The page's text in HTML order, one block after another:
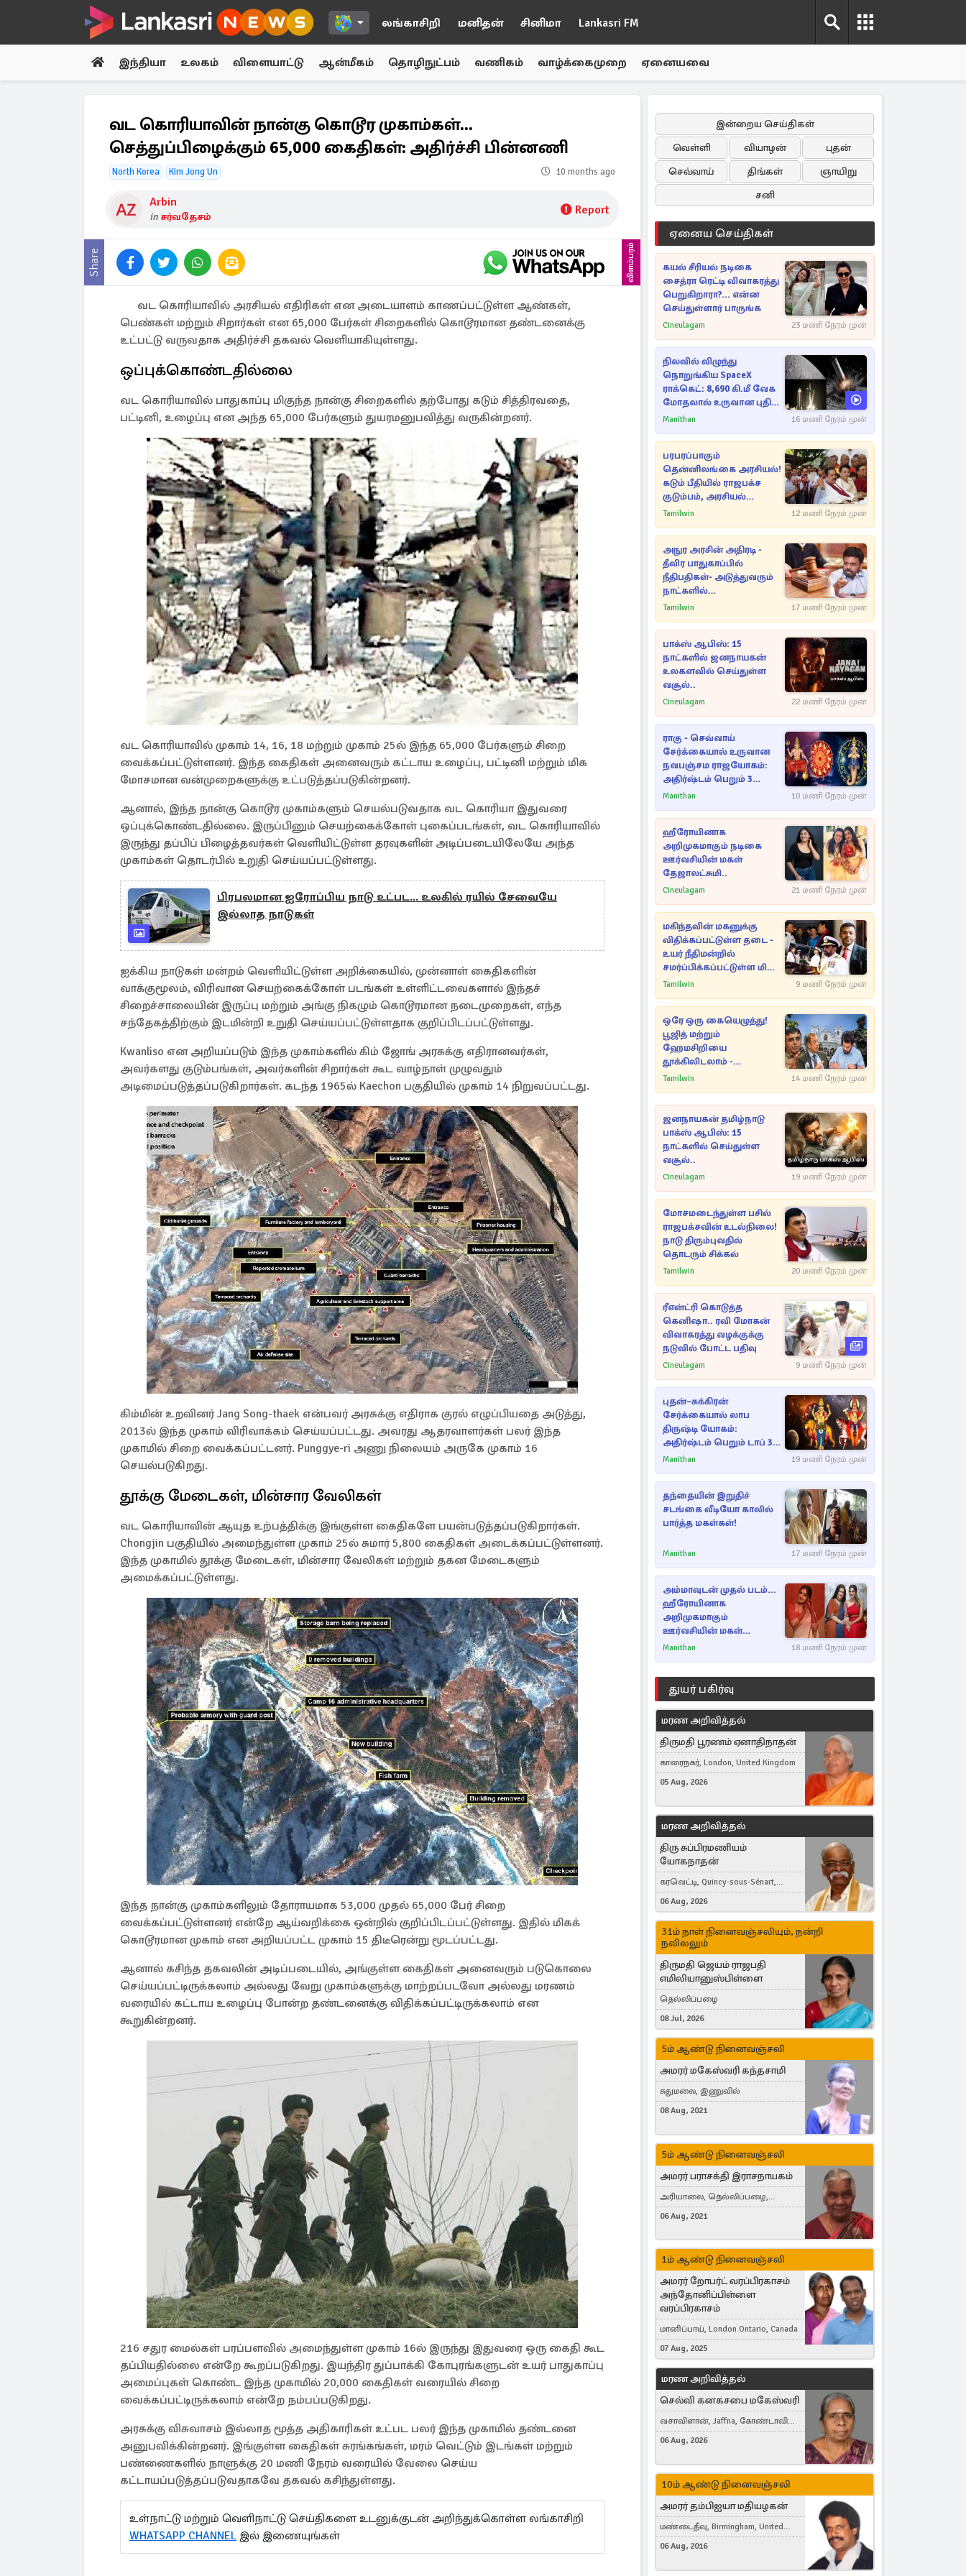
லங்காசிறி மனிதன் சினிமா Lankasri FM
இந்தியா உலகம் விளையாட்டு ஆன்மீகம் தொழிநுட்பம் வணிகம் வாழ்க்கைமுறை ஏனையவை
வட கொரியாவின் நான்கு கொடூர முகாம்கள்...
செத்துப்பிழைக்கும் 65,000 கைதிகள்: அதிர்ச்சி பின்னணி
North Korea Kim Jong Un 10 months ago
Arbin
in சர்வதேசம் Report
Share விளம்பரம்
வட கொரியாவில் அரசியல் எதிரிகள் என அடையாளம் காணப்பட்டுள்ள ஆண்கள்,
பெண்கள் மற்றும் சிறார்கள் என 65,000 பேர்கள் சிறைகளில் கொடூரமான தண்டனைக்கு
உட்பட்டு வருவதாக அதிர்ச்சி தகவல் வெளியாகியுள்ளது.
ஒப்புக்கொண்டதில்லை
வட கொரியாவில் பாதுகாப்பு மிகுந்த நான்கு சிறைகளில் தற்போது கடும் சித்திரவதை,
பட்டினி, உழைப்பு என அந்த 65,000 பேர்களும் துயரமனுபவித்து வருகின்றனர்.
வட கொரியாவில் முகாம் 14, 16, 18 மற்றும் முகாம் 25ல் இந்த 65,000 பேர்களும் சிறை
வைக்கப்பட்டுள்ளனர். இந்த கைதிகள் அனைவரும் கட்டாய உழைப்பு, பட்டினி மற்றும் மிக
மோசமான வன்முறைகளுக்கு உட்படுத்தப்படுகின்றனர்.
ஆனால், இந்த நான்கு கொடூர முகாம்களும் செயல்படுவதாக வட கொரியா இதுவரை
ஒப்புக்கொண்டதில்லை. இருப்பினும் செயற்கைக்கோள் புகைப்படங்கள், வட கொரியாவில்
இருந்து தப்பிப் பிழைத்தவர்கள் வெளியிட்டுள்ள தரவுகளின் அடிப்படையிலேயே அந்த
முகாம்கள் தொடர்பில் உறுதி செய்யப்பட்டுள்ளது.
பிரபலமான ஐரோப்பிய நாடு உட்பட... உலகில் ரயில் சேவையே
இல்லாத நாடுகள்
ஐக்கிய நாடுகள் மன்றம் வெளியிட்டுள்ள அறிக்கையில், முன்னாள் கைதிகளின்
வாக்குமூலம், விரிவான செயற்கைக்கோள் படங்கள் உள்ளிட்டவைகளால் இந்தச்
சிறைச்சாலையின் இருப்பு மற்றும் அங்கு நிகழும் கொடூரமான நடைமுறைகள், எந்த
சந்தேகத்திற்கும் இடமின்றி உறுதி செய்யப்பட்டுள்ளதாக குறிப்பிடப்பட்டுள்ளது.
Kwanliso என அறியப்படும் இந்த முகாம்களில் கிம் ஜோங் அரசுக்கு எதிரானவர்கள்,
அவர்களது குடும்பங்கள், அவர்களின் சிறார்கள் கூட வாழ்நாள் முழுவதும்
அடிமைப்படுத்தப்படுகிறார்கள். கடந்த 1965ல் Kaechon பகுதியில் முகாம் 14 நிறுவப்பட்டது.
கிம்மின் உறவினர் Jang Song-thaek என்பவர் அரசுக்கு எதிராக குரல் எழுப்பியதை அடுத்து,
2013ல் இந்த முகாம் விரிவாக்கம் செய்யப்பட்டது. அவரது ஆதரவாளர்கள் பலர் இந்த
முகாமில் சிறை வைக்கப்பட்டனர். Punggye-ri அணு நிலையம் அருகே முகாம் 16
செயல்படுகிறது.
தூக்கு மேடைகள், மின்சார வேலிகள்
வட கொரியாவின் ஆயுத உற்பத்திக்கு இங்குள்ள கைதிகளே பயன்படுத்தப்படுகிறார்கள்.
Chongjin பகுதியில் அமைந்துள்ள முகாம் 25ல் சுமார் 5,800 கைதிகள் அடைக்கப்பட்டுள்ளனர்.
இந்த முகாமில் தூக்கு மேடைகள், மின்சார வேலிகள் மற்றும் தகன மேடைகளும்
அமைக்கப்பட்டுள்ளது.
இந்த நான்கு முகாம்களிலும் தோராயமாக 53,000 முதல் 65,000 பேர் சிறை
வைக்கப்பட்டுள்ளனர் என்றே ஆய்வறிக்கை ஒன்றில் குறிப்பிடப்பட்டுள்ளது. இதில் மிகக்
கொடூரமான முகாம் என அறியப்பட்ட முகாம் 15 திடீரென்று மூடப்பட்டது.
ஆனால் கசிந்த தகவலின் அடிப்படையில், அங்குள்ள கைதிகள் அனைவரும் படுகொலை
செய்யப்பட்டிருக்கலாம் அல்லது வேறு முகாம்களுக்கு மாற்றப்படவோ அல்லது மரணம்
வரையில் கட்டாய உழைப்பு போன்ற தண்டனைக்கு விதிக்கப்பட்டிருக்கலாம் என
கூறுகின்றனர்.
216 சதுர மைல்கள் பரப்பளவில் அமைந்துள்ள முகாம் 16ல் இருந்து இதுவரை ஒரு கைதி கூட
தப்பியதில்லை என்றே கூறப்படுகிறது. இயந்திர துப்பாக்கி கோபுரங்களுடன் உயர் பாதுகாப்பு
அமைப்புகள் கொண்ட இந்த முகாமில் 20,000 கைதிகள் வரையில் சிறை
வைக்கப்பட்டிருக்கலாம் என்றே நம்பப்படுகிறது.
அரசுக்கு விசுவாசம் இல்லாத மூத்த அதிகாரிகள் உட்பட பலர் இந்த முகாமில் தண்டனை
அனுபவிக்கின்றனர். இங்குள்ள கைதிகள் சுரங்கங்கள், மரம் வெட்டும் இடங்கள் மற்றும்
பண்ணைகளில் நாளுக்கு 20 மணி நேரம் வரையில் வேலை செய்ய
கட்டாயப்படுத்தப்படுவதாகவே தகவல் கசிந்துள்ளது.
உள்நாட்டு மற்றும் வெளிநாட்டு செய்திகளை உடனுக்குடன் அறிந்துக்கொள்ள லங்காசிறி
WHATSAPP CHANNEL இல் இணையுங்கள்
இன்றைய செய்திகள்
வெள்ளி
வியாழன்
புதன்
செவ்வாய்
திங்கள்
ஞாயிறு
சனி
ஏனைய செய்திகள்
கயல் சீரியல் நடிகை
சைத்ரா ரெட்டி விவாகரத்து
பெறுகிறாரா?... என்ன
செய்துள்ளார் பாருங்க
Cineulagam 23 மணி நேரம் முன்
நிலவில் விழுந்து
நொறுங்கிய SpaceX
ராக்கெட்: 8,690 கி.மீ வேக
மோதலால் உருவான புதிய
பள்ளம்!
Manithan 16 மணி நேரம் முன்
பரபரப்பாகும்
தென்னிலங்கை அரசியல்!
கடும் பீதியில் ராஜபக்ச
குடும்பம், அரசியல்
நட்புகள்
Tamilwin 12 மணி நேரம் முன்
அநுர அரசின் அதிரடி -
தீவிர பாதுகாப்பில்
நீதிபதிகள்- அடுத்துவரும்
நாட்களில்
அம்பலமாகவுள்ள ரகசியம்
Tamilwin 17 மணி நேரம் முன்
பாக்ஸ் ஆபிஸ்: 15
நாட்களில் ஜனநாயகன்
உலகளவில் செய்துள்ள
வசூல்..
Cineulagam 22 மணி நேரம் முன்
ராகு - செவ்வாய்
சேர்க்கையால் உருவான
நவபஞ்சம ராஜயோகம்:
அதிர்ஷ்டம் பெறும் 3
ராசிகள்!
Manithan 10 மணி நேரம் முன்
ஹீரோயினாக
அறிமுகமாகும் நடிகை
ஊர்வசியின் மகள்
தேஜாலட்சுமி..
Cineulagam 21 மணி நேரம் முன்
மகிந்தவின் மகனுக்கு
விதிக்கப்பட்டுள்ள தடை -
உயர் நீதிமன்றில்
சமர்ப்பிக்கப்பட்டுள்ள மிக
முக்கிய ஆவணங்கள்!
Tamilwin 9 மணி நேரம் முன்
ஒரே ஒரு கையெழுத்து!
பூஜித் மற்றும்
ஹேமசிறியை
தூக்கிலிடலாம் -
அநுரவுக்குச் சென்ற
Tamilwin 14 மணி நேரம் முன்
ஜனநாயகன் தமிழ்நாடு
பாக்ஸ் ஆபிஸ்: 15
நாட்களில் செய்துள்ள
வசூல்..
Cineulagam 19 மணி நேரம் முன்
மோசமடைந்துள்ள பசில்
ராஜபக்சவின் உடல்நிலை!
நாடு திரும்புவதில்
தொடரும் சிக்கல்
Tamilwin 20 மணி நேரம் முன்
ரீஎன்ட்ரி கொடுத்த
கெனிஷா.. ரவி மோகன்
விவாகரத்து வழக்குக்கு
நடுவில் போட்ட பதிவு
Cineulagam 9 மணி நேரம் முன்
புதன்–சுக்கிரன்
சேர்க்கையால் லாப
திருஷ்டி யோகம்:
அதிர்ஷ்டம் பெறும் டாப் 3
ராசிகள்!
Manithan 19 மணி நேரம் முன்
தந்தையின் இறுதிச்
சடங்கை வீடியோ காலில்
பார்த்த மகள்கள்!
Manithan 17 மணி நேரம் முன்
அம்மாவுடன் முதல் படம்...
ஹீரோயினாக
அறிமுகமாகும்
ஊர்வசியின் மகள்
தேஜலட்சுமி!
Manithan 18 மணி நேரம் முன்
துயர் பகிர்வு
மரண அறிவித்தல்
திருமதி பூரணம் ஏனாதிநாதன்
காரைநகர், London, United Kingdom
05 Aug, 2026
மரண அறிவித்தல்
திரு சுப்பிரமணியம்
யோகநாதன்
கரவெட்டி, Quincy-sous-Sénart,
France
06 Aug, 2026
31ம் நாள் நினைவஞ்சலியும், நன்றி
நவிலலும்
திருமதி ஜெயம் ராஜபதி
எமிலியானுஸ்பிள்ளை
தெல்லிப்பழை
08 Jul, 2026
5ம் ஆண்டு நினைவஞ்சலி
அமரர் மகேஸ்வரி கந்தசாமி
சுதுமலை, இணுவில்
08 Aug, 2021
5ம் ஆண்டு நினைவஞ்சலி
அமரர் பராசக்தி இராசநாயகம்
அரியாலை, தெல்லிப்பழை,
Montreal, Canada
06 Aug, 2021
1ம் ஆண்டு நினைவஞ்சலி
அமரர் றோபர்ட் வரப்பிரகாசம்
அந்தோனிப்பிள்ளை
வரப்பிரகாசம்
மானிப்பாய், London Ontario, Canada
07 Aug, 2025
மரண அறிவித்தல்
செல்வி கனகசபை மகேஸ்வரி
வசாவிளான், Jaffna, கோண்டாவில்
கிழக்கு
06 Aug, 2026
10ம் ஆண்டு நினைவஞ்சலி
அமரர் தம்பிஐயா மதியழகன்
மண்டைதீவு, Birmingham, United
Kingdom
06 Aug, 2016